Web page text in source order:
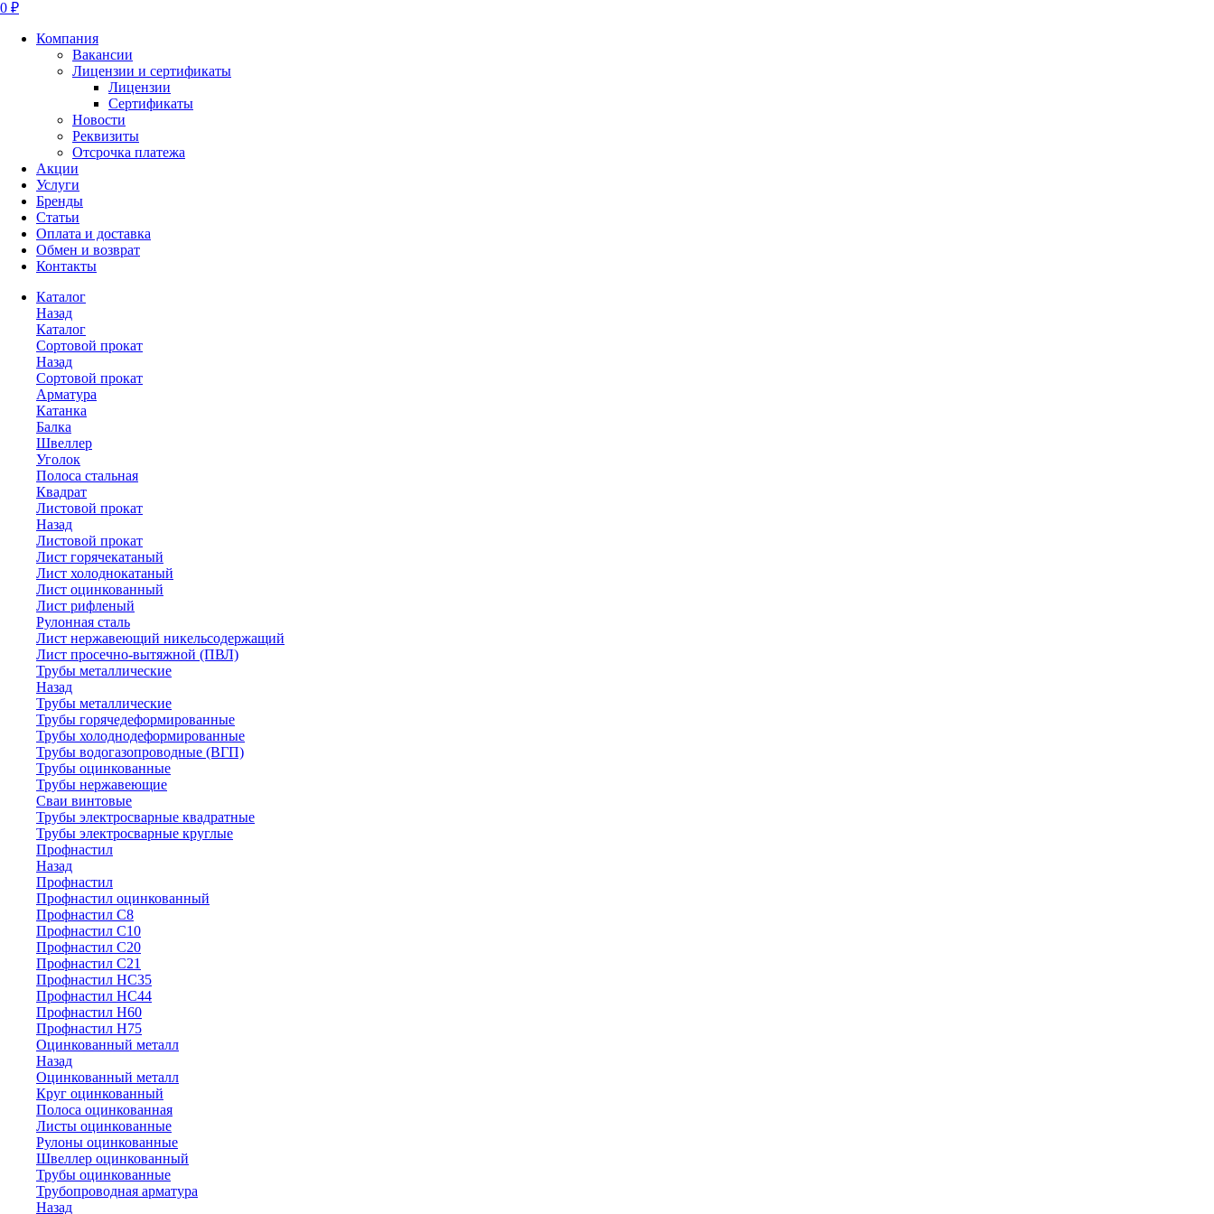
0 ₽
Компания
Вакансии
Лицензии и сертификаты
Лицензии
Сертификаты
Новости
Реквизиты
Отсрочка платежа
Акции
Услуги
Бренды
Статьи
Оплата и доставка
Обмен и возврат
Контакты
Каталог
Назад
Каталог
Сортовой прокат
Назад
Сортовой прокат
Арматура
Катанка
Балка
Швеллер
Уголок
Полоса стальная
Квадрат
Листовой прокат
Назад
Листовой прокат
Лист горячекатаный
Лист холоднокатаный
Лист оцинкованный
Лист рифленый
Рулонная сталь
Лист нержавеющий никельсодержащий
Лист просечно-вытяжной (ПВЛ)
Трубы металлические
Назад
Трубы металлические
Трубы горячедеформированные
Трубы холоднодеформированные
Трубы водогазопроводные (ВГП)
Трубы оцинкованные
Трубы нержавеющие
Сваи винтовые
Трубы электросварные квадратные
Трубы электросварные круглые
Профнастил
Назад
Профнастил
Профнастил оцинкованный
Профнастил С8
Профнастил С10
Профнастил С20
Профнастил С21
Профнастил НС35
Профнастил НС44
Профнастил Н60
Профнастил Н75
Оцинкованный металл
Назад
Оцинкованный металл
Круг оцинкованный
Полоса оцинкованная
Листы оцинкованные
Рулоны оцинкованные
Швеллер оцинкованный
Трубы оцинкованные
Трубопроводная арматура
Назад